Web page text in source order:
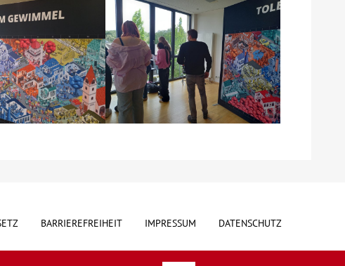
BARRIEREFREIHEIT IMPRESSUM
DATENSCHUTZ